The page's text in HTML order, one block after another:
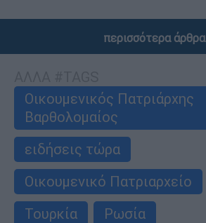
περισσότερα άρθρα
Οικουμενικός Πατριάρχης
Βαρθολομαίος
ειδήσεις τώρα
Οικουμενικό Πατριαρχείο
Τουρκία
Ρωσία